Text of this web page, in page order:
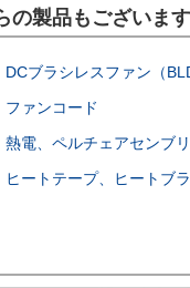
製品もございます
DCブラシレスファン（
ファンコード
熱電、ペルチェアセンブリ
ヒートテープ、ヒートブ